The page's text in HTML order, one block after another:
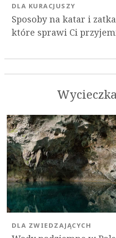
Sposoby na katar i
które sprawi Ci
DLA KURACJUSZY
DLA ZWIEDZAJĄCYCH